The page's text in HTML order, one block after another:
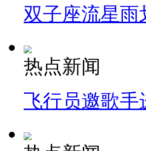
双子座流星雨
热点新闻
飞行员邀歌手